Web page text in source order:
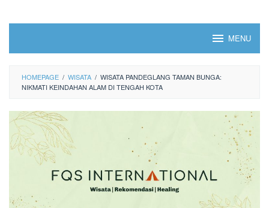
MENU
HOMEPAGE / WISATA / WISATA PANDEGLANG TAMAN BUNGA:
NIKMATI KEINDAHAN ALAM DI TENGAH KOTA